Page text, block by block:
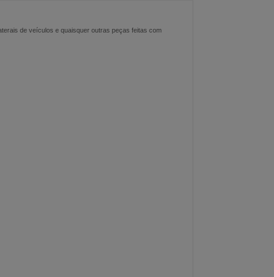
de veículos e quaisquer outras peças feitas com